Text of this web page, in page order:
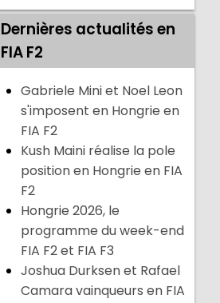
Dernières actualités en
FIA F2
Gabriele Mini et Noel Leon
s'imposent en Hongrie en
FIA F2
Kush Maini réalise la pole
position en Hongrie en FIA
F2
Hongrie 2026, le
programme du week-end
FIA F2 et FIA F3
Joshua Durksen et Rafael
Camara vainqueurs en FIA